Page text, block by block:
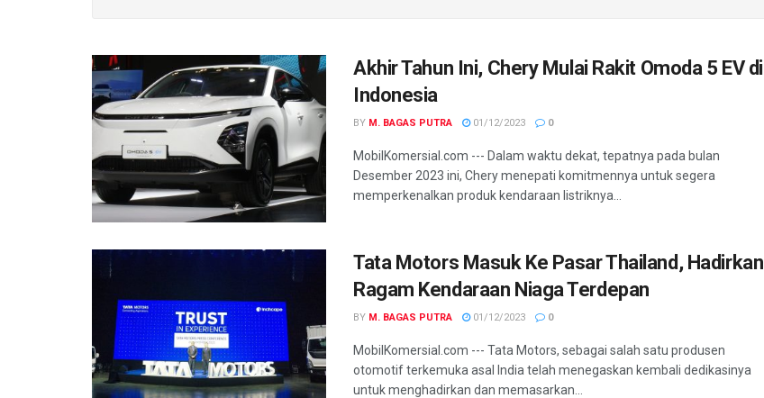
Akhir Tahun Ini, Chery Mulai Rakit Omoda 5 EV di
Indonesia
BY M. BAGAS PUTRA 01/12/2023 0
MobilKomersial.com --- Dalam waktu dekat, tepatnya pada bulan
Desember 2023 ini, Chery menepati komitmennya untuk segera
memperkenalkan produk kendaraan listriknya...
Tata Motors Masuk Ke Pasar Thailand, Hadirkan
Ragam Kendaraan Niaga Terdepan
BY M. BAGAS PUTRA 01/12/2023 0
MobilKomersial.com --- Tata Motors, sebagai salah satu produsen
otomotif terkemuka asal India telah menegaskan kembali dedikasinya
untuk menghadirkan dan memasarkan...